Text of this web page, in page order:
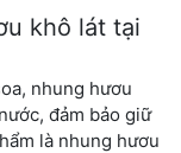
khô lát tại
nhung hươu
đảm bảo giữ
là nhung hươu